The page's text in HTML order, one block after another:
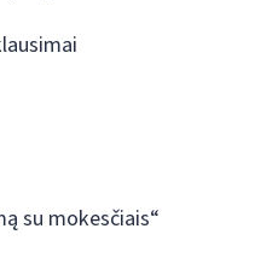
su mokesčiais“